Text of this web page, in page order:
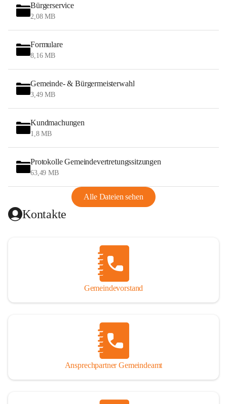
Bürgerservice
2,08 MB
Formulare
8,16 MB
Gemeinde- & Bürgermeisterwahl
3,49 MB
Kundmachungen
1,8 MB
Protokolle Gemeindevertretungssitzungen
63,49 MB
Alle Dateien sehen
Kontakte
Gemeindevorstand
Ansprechpartner Gemeindeamt